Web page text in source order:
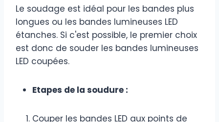
Le soudage est idéal pour les bandes plus
longues ou les bandes lumineuses LED
étanches. Si c'est possible, le premier choix
est donc de souder les bandes lumineuses
LED coupées.
Etapes de la soudure :
Couper les bandes LED aux points de